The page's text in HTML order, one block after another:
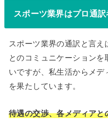
スポーツ業界はプロ通
スポーツ業界の通訳と言
とのコミュニケーション
いですが、私生活からメデ
を果たしています。
待遇の交渉、各メディア